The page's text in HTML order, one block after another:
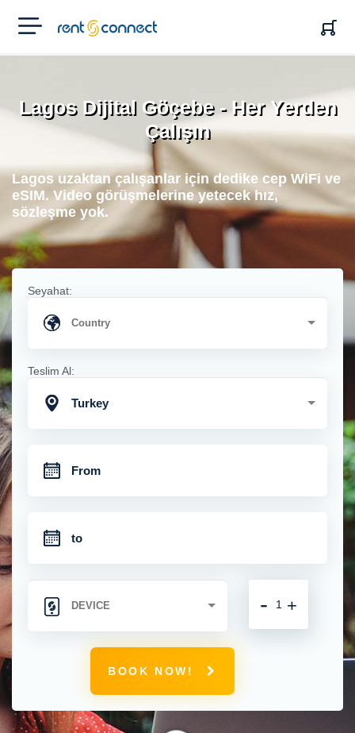
RENT'N
CONNECT
Lagos Dijital Göçebe - Her Yerden
Çalışın
Lagos uzaktan çalışanlar için dedike cep WiFi ve
eSIM. Video görüşmelerine yetecek hız,
sözleşme yok.
Seyahat:
Teslim Al:
Turkey
+
-
BOOK NOW!